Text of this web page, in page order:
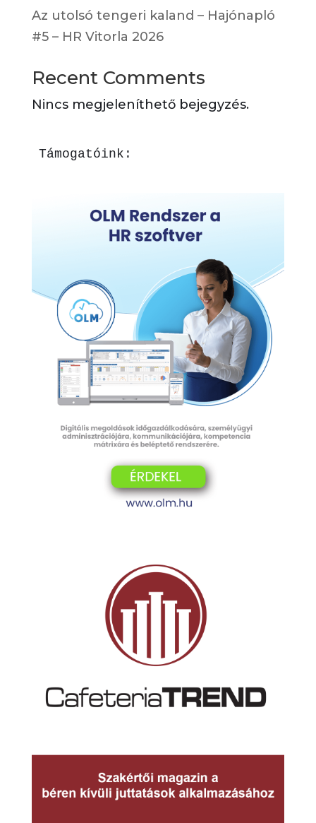
Az utolsó tengeri kaland – Hajónapló
#5 – HR Vitorla 2026
Recent Comments
Nincs megjeleníthető bejegyzés.
Támogatóink: